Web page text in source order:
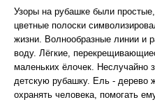
Узоры на рубашке были
цветные полоски
жизни. Волнообразные линии и
воду. Лёгкие,
маленьких ёлочек. Неслучайно
детскую рубашку. Ель - дерево
охранять человека, помогать